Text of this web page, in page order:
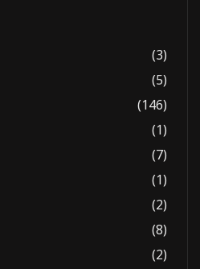
(3)
(5)
(146)
(1)
(7)
(1)
(2)
(8)
(2)